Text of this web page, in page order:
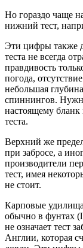
Но гораздо чаще
нижний тест,
Эти цифры также
теста не всегда
правдивость
погода,
небольшая
спиннингов.
настоящему бланк
теста.
Верхний же предел
при забросе, а
производители
тест, имея
не стоит.
Карповые
обычно в фунтах
не означает тест
Англии, которая